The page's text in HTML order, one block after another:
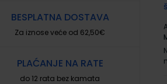
BESPLATNA DOSTAVA
Za iznose veće od 62,50€
PLAĆANJE NA RATE
do 12 rata bez kamata